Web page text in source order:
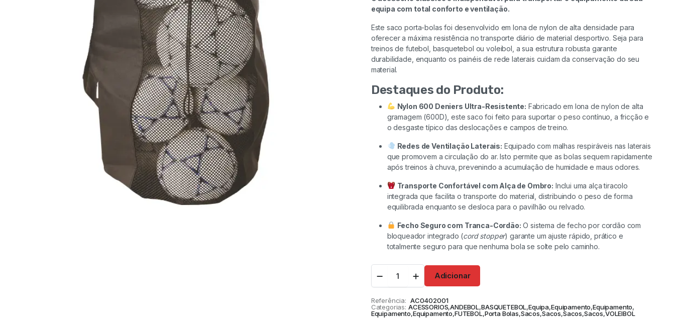
RESSALTADOR MULTI
FUNÇOES
Adicionar
ARNÊS DE RESISTÊNCIA
ESSENTIAL
Adicionar Adicionar
KETTLEBELL VIRTUFIT
RUBBER PRO
Ver opções
CONJUNTO DE POLIAS
SUPERIOR E INFERIOR
Adicionar Adicionar
KETTLEBELL VIRTUFIT
RUBBER PRO
Ver opções
CONJUNTO DE POLIAS
SUPERIOR E INFERIOR
Adicionar Adicionar
KETTLEBELL VIRTUFIT
RUBBER PRO
Ver opções
CONJUNTO DE POLIAS
SUPERIOR E INFERIOR
Adicionar Adicionar
SUPORTE DE PAREDE DE
BARRAS S208
Adicionar
BARRA OLIMPICA REBEL 51
CR 180 CM – 15 KG
Adicionar
Adicionar
BARRA OLIMPICA SUPER Z
PLUS 51 CR 120 CM – 10 KG
Adicionar
MINI TRAMPOLIN
Adicionar
Adicionar
TAPETE DE ACUPRESSÃO
REBEL 72X42 CM
Adicionar
BOLA DE MASSAGEM
UNIBALL LACROSS 6,25 CM
Adicionar
Ver opções
equipa com total conforto e ventilação.
Este saco porta-bolas foi desenvolvido em lona de nylon de alta densidade para
oferecer a máxima resistência no transporte diário de material desportivo. Seja para
treinos de futebol, basquetebol ou voleibol, a sua estrutura robusta garante
durabilidade, enquanto os painéis de rede laterais cuidam da conservação do seu
material.
Destaques do Produto:
Nylon 600 Deniers Ultra-Resistente: Fabricado em lona de nylon de alta
gramagem (600D), este saco foi feito para suportar o peso contínuo, a fricção e
o desgaste típico das deslocações e campos de treino.
Redes de Ventilação Laterais: Equipado com malhas respiráveis nas laterais
que promovem a circulação do ar. Isto permite que as bolas sequem rapidamente
após treinos à chuva, prevenindo a acumulação de humidade e maus odores.
Transporte Confortável com Alça de Ombro: Inclui uma alça tiracolo
integrada que facilita o transporte do material, distribuindo o peso de forma
equilibrada enquanto se desloca para o pavilhão ou relvado.
Fecho Seguro com Tranca-Cordão: O sistema de fecho por cordão com
bloqueador integrado (cord stopper) garante um ajuste rápido, prático e
totalmente seguro para que nenhuma bola se solte pelo caminho.
Adicionar
Referência: AC0402001
Categorias: ACESSORIOS,ANDEBOL,BASQUETEBOL,Equipa,Equipamento,Equipamento,
Equipamento,Equipamento,FUTEBOL,Porta Bolas,Sacos,Sacos,Sacos,Sacos,VOLEIBOL